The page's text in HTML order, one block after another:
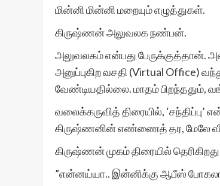
மின்னி மின்னி மறையும் எழுத்துகள்.
கிருஷ்ணன் அலுவலக நண்பன்.
அலுவலகம் என்பது பேருக்குத்தான்.
அனுப்புகிற வசதி (Virtual Office)
வேண்டியதில்லை. மாதம் பிறந்ததும்,
வலைக்கருவித் திரையில்,
கிருஷ்ணனின் எண்ணைத் தர, மேலே
கிருஷ்ணன் முகம் திரையில்
”என்னய்யா.. இன்னிக்கு ஆபீஸ்